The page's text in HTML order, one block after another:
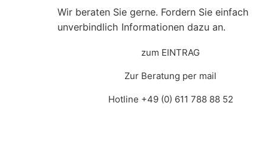
Wir beraten Sie gerne. Fordern Sie einfach
unverbindlich Informationen dazu an.
zum EINTRAG
Zur Beratung per mail
Hotline +49 (0) 611 788 88 52